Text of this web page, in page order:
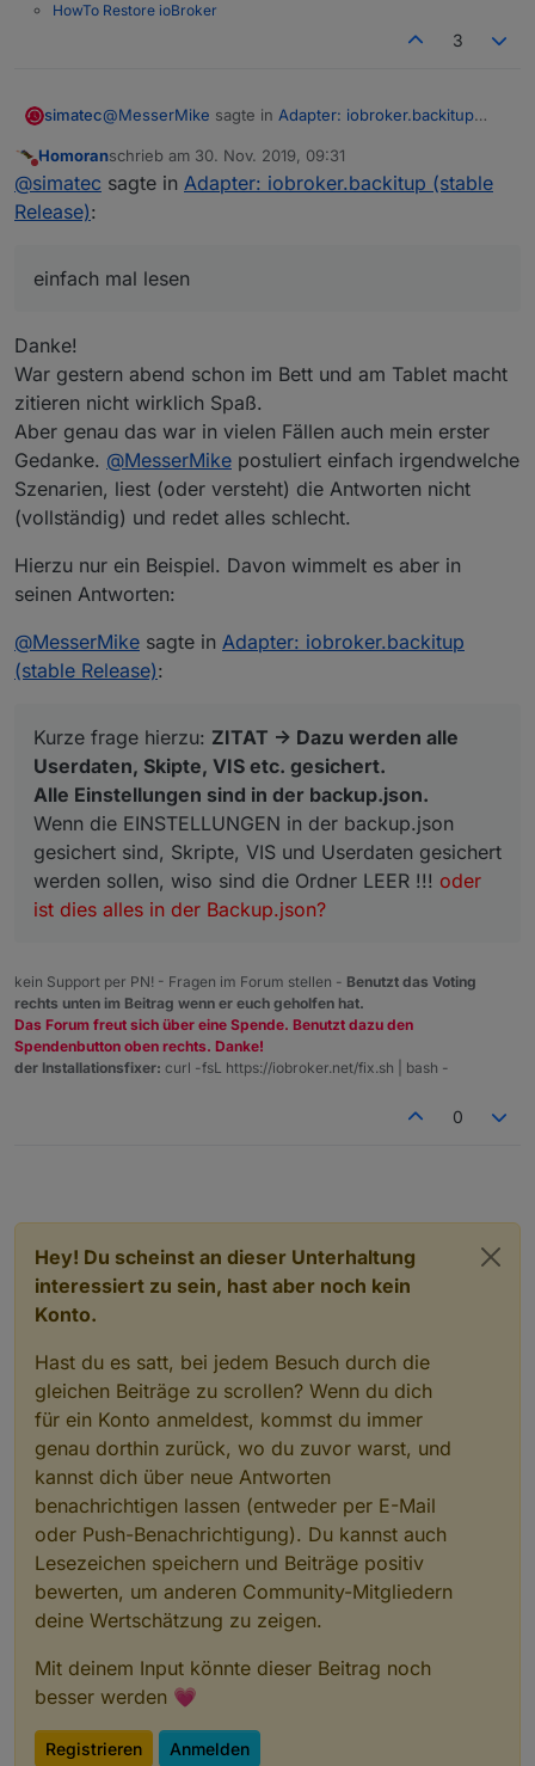
HowTo Restore ioBroker
3
simatec@MesserMike sagte in Adapter: iobroker.backitup
und was is nun genau der unterschied zu
Die gleiche Frage wurde hier schon tausendendemale
gestellt und speziell dir hab ich dieses in meiner
reden.
offizielle Doku von iobroker.
Nicht stören
Homoranschrieb am 30. Nov. 2019, 09:31
zuletzt editiert von
@simatec sagte in Adapter: iobroker.backitup (stable
Release):
einfach mal lesen
Danke!
War gestern abend schon im Bett und am Tablet macht
zitieren nicht wirklich Spaß.
Aber genau das war in vielen Fällen auch mein erster
Gedanke. @MesserMike postuliert einfach irgendwelche
Szenarien, liest (oder versteht) die Antworten nicht
(vollständig) und redet alles schlecht.
Hierzu nur ein Beispiel. Davon wimmelt es aber in
seinen Antworten:
@MesserMike sagte in Adapter: iobroker.backitup
(stable Release):
Kurze frage hierzu: ZITAT -> Dazu werden alle
Userdaten, Skipte, VIS etc. gesichert.
Alle Einstellungen sind in der backup.json.
Wenn die EINSTELLUNGEN in der backup.json
gesichert sind, Skripte, VIS und Userdaten gesichert
werden sollen, wiso sind die Ordner LEER !!! oder
ist dies alles in der Backup.json?
kein Support per PN! - Fragen im Forum stellen - Benutzt das Voting
rechts unten im Beitrag wenn er euch geholfen hat.
Das Forum freut sich über eine Spende. Benutzt dazu den
Spendenbutton oben rechts. Danke!
der Installationsfixer: curl -fsL https://iobroker.net/fix.sh | bash -
0
Hey! Du scheinst an dieser Unterhaltung
interessiert zu sein, hast aber noch kein
Konto.
Hast du es satt, bei jedem Besuch durch die
gleichen Beiträge zu scrollen? Wenn du dich
für ein Konto anmeldest, kommst du immer
genau dorthin zurück, wo du zuvor warst, und
kannst dich über neue Antworten
benachrichtigen lassen (entweder per E-Mail
oder Push-Benachrichtigung). Du kannst auch
Lesezeichen speichern und Beiträge positiv
bewerten, um anderen Community-Mitgliedern
deine Wertschätzung zu zeigen.
Mit deinem Input könnte dieser Beitrag noch
besser werden 💗
Registrieren Anmelden